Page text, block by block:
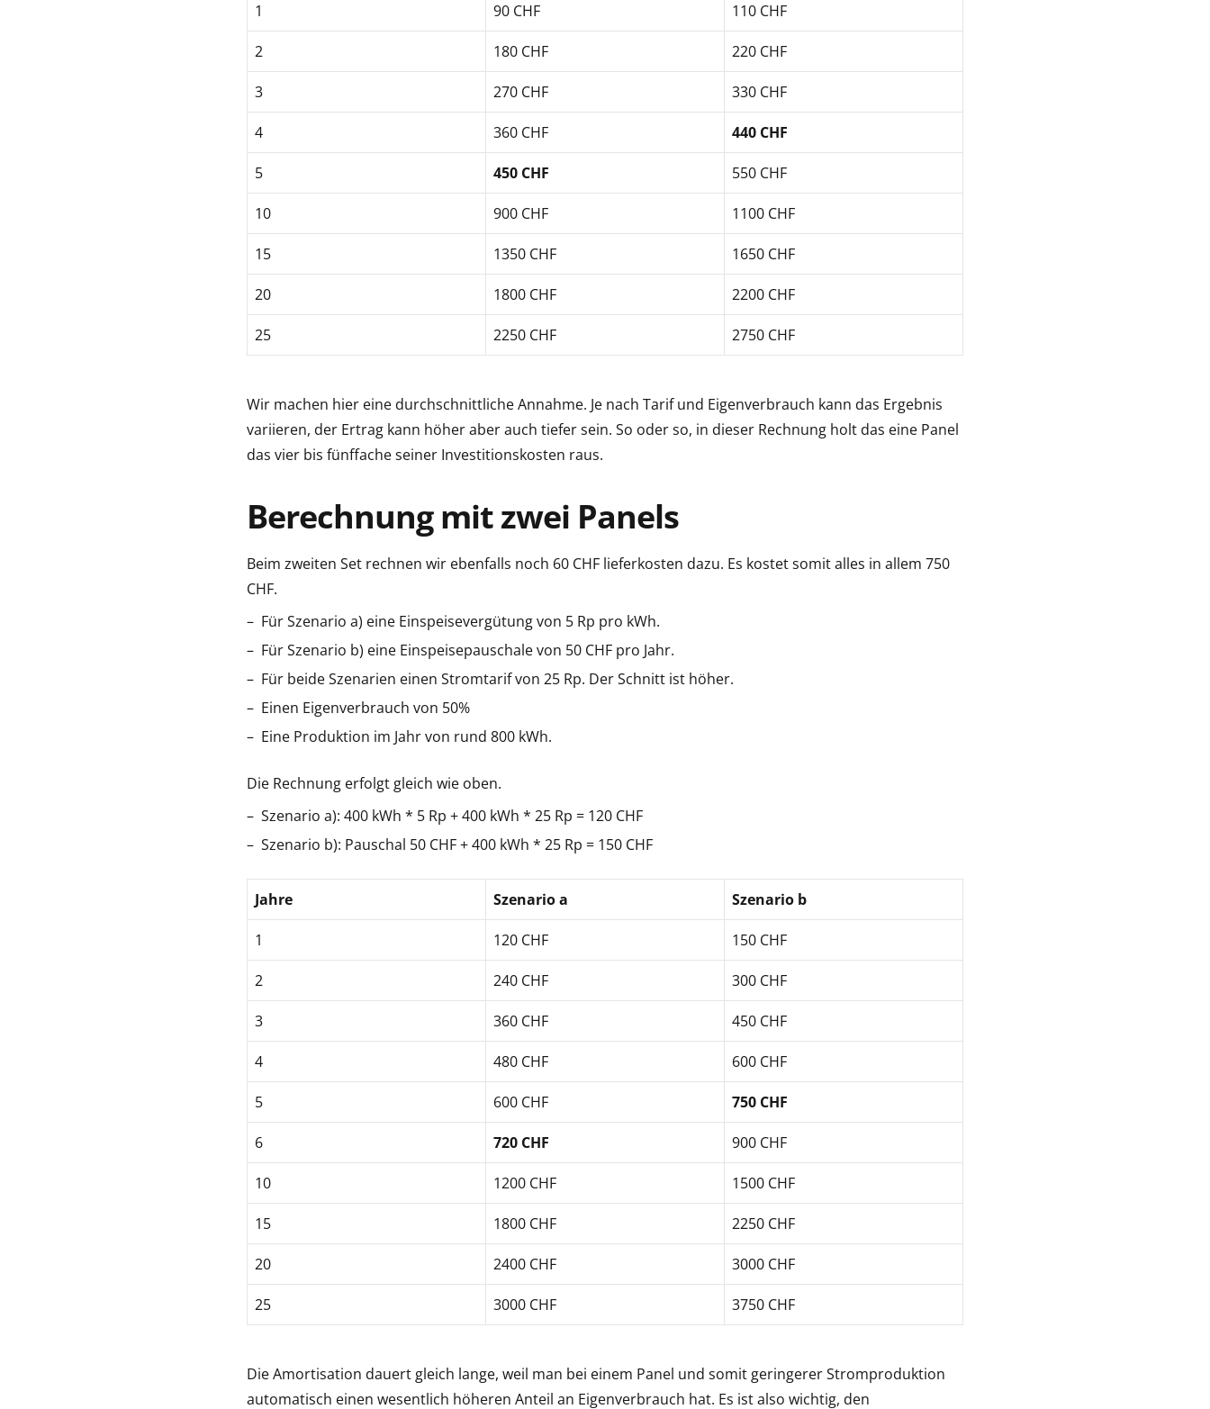
1 90 CHF 110 CHF
2 180 CHF 220 CHF
3 270 CHF 330 CHF
4 360 CHF 440 CHF
5 450 CHF 550 CHF
10 900 CHF 1100 CHF
15 1350 CHF 1650 CHF
20 1800 CHF 2200 CHF
25 2250 CHF 2750 CHF
Wir machen hier eine durchschnittliche Annahme. Je nach Tarif und Eigenverbrauch kann das Ergebnis
variieren, der Ertrag kann höher aber auch tiefer sein. So oder so, in dieser Rechnung holt das eine Panel
das vier bis fünffache seiner Investitionskosten raus.
Berechnung mit zwei Panels
Beim zweiten Set rechnen wir ebenfalls noch 60 CHF lieferkosten dazu. Es kostet somit alles in allem 750
CHF.
Für Szenario a) eine Einspeisevergütung von 5 Rp pro kWh.
Für Szenario b) eine Einspeisepauschale von 50 CHF pro Jahr.
Für beide Szenarien einen Stromtarif von 25 Rp. Der Schnitt ist höher.
Einen Eigenverbrauch von 50%
Eine Produktion im Jahr von rund 800 kWh.
Die Rechnung erfolgt gleich wie oben.
Szenario a): 400 kWh * 5 Rp + 400 kWh * 25 Rp = 120 CHF
Szenario b): Pauschal 50 CHF + 400 kWh * 25 Rp = 150 CHF
Jahre Szenario a Szenario b
1 120 CHF 150 CHF
2 240 CHF 300 CHF
3 360 CHF 450 CHF
4 480 CHF 600 CHF
5 600 CHF 750 CHF
6 720 CHF 900 CHF
10 1200 CHF 1500 CHF
15 1800 CHF 2250 CHF
20 2400 CHF 3000 CHF
25 3000 CHF 3750 CHF
Die Amortisation dauert gleich lange, weil man bei einem Panel und somit geringerer Stromproduktion
automatisch einen wesentlich höheren Anteil an Eigenverbrauch hat. Es ist also wichtig, den